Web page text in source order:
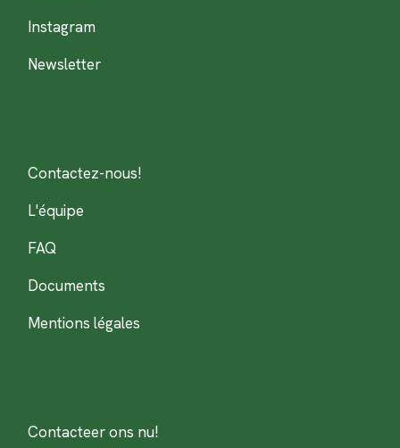
Instagram
Newsletter
Contactez-nous!
L'équipe
FAQ
Documents
Mentions légales
Contacteer ons nu!